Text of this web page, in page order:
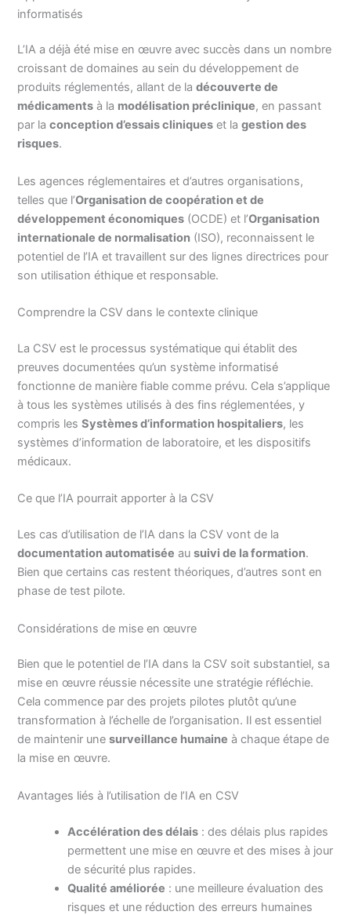
informatisés
L’IA a déjà été mise en œuvre avec succès dans un nombre
croissant de domaines au sein du développement de
produits réglementés, allant de ladécouverte de
médicaments à la modélisation préclinique, en passant
par laconception d’essais cliniques et lagestion des
risques.
Les agences réglementaires et d’autres organisations,
telles que l’Organisation de coopération et de
développement économiques (OCDE) et l’Organisation
internationale de normalisation (ISO), reconnaissent le
potentiel de l’IA et travaillent sur des lignes directrices pour
son utilisation éthique et responsable.
Comprendre la CSV dans le contexte clinique
La CSV est le processus systématique qui établit des
preuves documentées qu’un système informatisé
fonctionne de manière fiable comme prévu. Cela s’applique
à tous les systèmes utilisés à des fins réglementées, y
compris lesSystèmes d’information hospitaliers, les
systèmes d’information de laboratoire, et les dispositifs
médicaux.
Ce que l’IA pourrait apporter à la CSV
Les cas d’utilisation de l’IA dans la CSV vont de la
documentation automatisée ausuivi de la formation.
Bien que certains cas restent théoriques, d’autres sont en
phase de test pilote.
Considérations de mise en œuvre
Bien que le potentiel de l’IA dans la CSV soit substantiel, sa
mise en œuvre réussie nécessite une stratégie réfléchie.
Cela commence par des projets pilotes plutôt qu’une
transformation à l’échelle de l’organisation. Il est essentiel
de maintenir unesurveillance humaine à chaque étape de
la mise en œuvre.
Avantages liés à l’utilisation de l’IA en CSV
Accélération des délais : des délais plus rapides
permettent une mise en œuvre et des mises à jour
de sécurité plus rapides.
Qualité améliorée : une meilleure évaluation des
risques et une réduction des erreurs humaines